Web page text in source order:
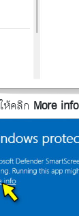
ห้คลิก More info